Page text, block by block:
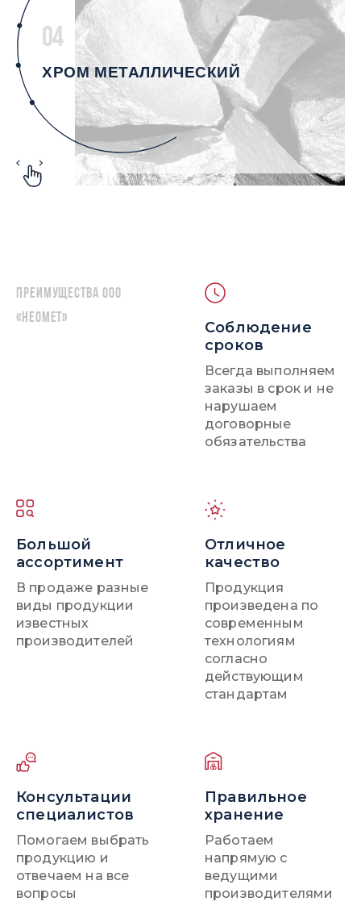
04
ХРОМ МЕТАЛЛИЧЕСКИЙ
Преимущества ООО
«НЕОМЕТ»
Соблюдение
сроков
Всегда выполняем
заказы в срок и не
нарушаем
договорные
обязательства
Большой
ассортимент
В продаже разные
виды продукции
известных
производителей
Отличное
качество
Продукция
произведена по
современным
технологиям
согласно
действующим
стандартам
Консультации
специалистов
Помогаем выбрать
продукцию и
отвечаем на все
вопросы
Правильное
хранение
Работаем
напрямую с
ведущими
производителями